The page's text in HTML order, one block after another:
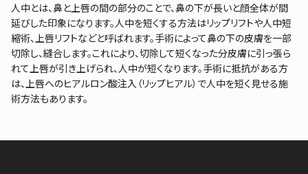
人中とは、鼻と上唇の間の部分のことで、鼻の下が長いと顔全体が間
延びした印象になります。人中を短くする方法はリップリフトや人中短
縮術、上唇リフトなどと呼ばれます。手術によって鼻の下の皮膚を一部
切除し、縫合します。これにより、切除して短くなった分皮膚に引っ張ら
れて上唇が引き上げられ、人中が短くなります。手術に抵抗がある方
は、上唇へのヒアルロン酸注入（リップヒアル）で人中を短く見せる施
術方法もあります。